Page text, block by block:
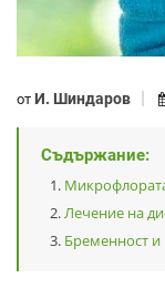
от И. Шиндаров
Съдържание:
Лечение на
Бременност и